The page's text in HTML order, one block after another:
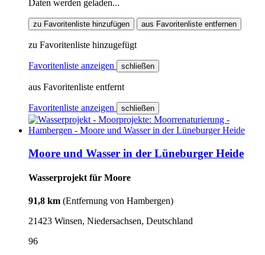
Daten werden geladen...
zu Favoritenliste hinzufügen aus Favoritenliste entfernen
zu Favoritenliste hinzugefügt
Favoritenliste anzeigen schließen
aus Favoritenliste entfernt
Favoritenliste anzeigen schließen
Moore und Wasser in der Lüneburger Heide
Wasserprojekt für Moore
91,8 km (Entfernung von Hambergen)
21423 Winsen, Niedersachsen, Deutschland
96